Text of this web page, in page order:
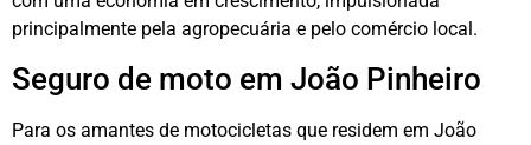
principalmente pela agropecuária e pelo comércio local.
Seguro de moto em João Pinheiro
Para os amantes de motocicletas que residem em João